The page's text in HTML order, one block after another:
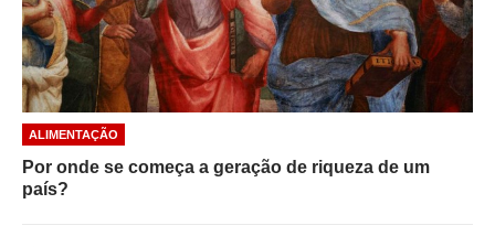
ALIMENTAÇÃO
Por onde se começa a geração de riqueza de um
país?